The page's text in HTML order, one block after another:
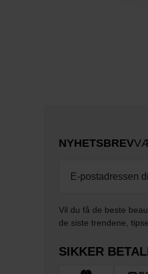
NYHETSBREV
Vil du få de beste
de siste trendene,
SIKKER